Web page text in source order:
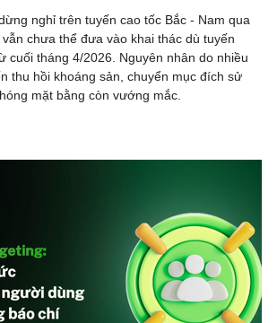
nghỉ trên tuyến cao tốc Bắc - Nam qua
chưa thể đưa vào khai thác dù tuyến
cuối tháng 4/2026. Nguyên nhân do nhiều
thu hồi khoáng sản, chuyển mục đích sử
mặt bằng còn vướng mắc.